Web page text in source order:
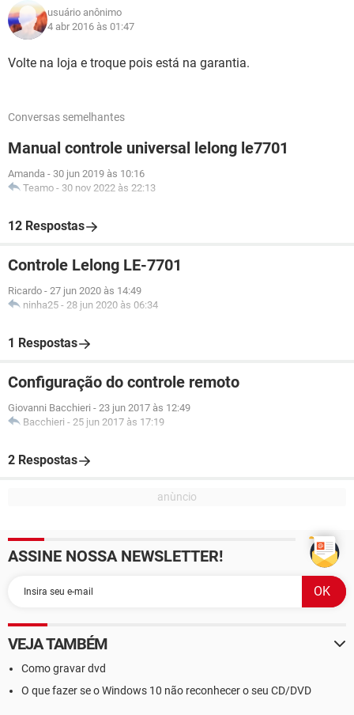
usuário anônimo
4 abr 2016 às 01:47
Volte na loja e troque pois está na garantia.
Conversas semelhantes
Manual controle universal lelong le7701
Amanda - 30 jun 2019 às 10:16
Teamo - 30 nov 2022 às 22:13
12 Respostas
Controle Lelong LE-7701
Ricardo - 27 jun 2020 às 14:49
ninha25 - 28 jun 2020 às 06:34
1 Respostas
Configuração do controle remoto
Giovanni Bacchieri - 23 jun 2017 às 12:49
Bacchieri - 25 jun 2017 às 17:19
2 Respostas
ASSINE NOSSA NEWSLETTER!
VEJA TAMBÉM
Como gravar dvd
O que fazer se o Windows 10 não reconhecer o seu CD/DVD